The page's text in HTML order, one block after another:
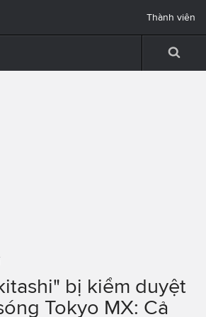
Thành viên
bị kiểm duyệt
Tokyo MX: Cả